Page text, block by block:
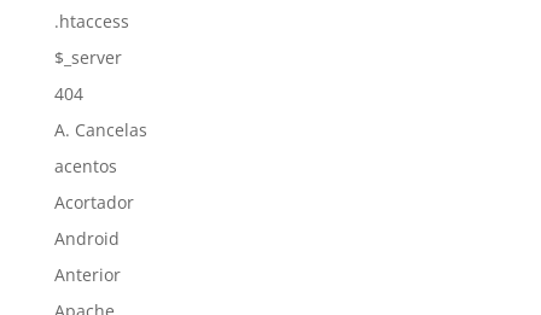
.htaccess
$_server
404
A. Cancelas
acentos
Acortador
Android
Anterior